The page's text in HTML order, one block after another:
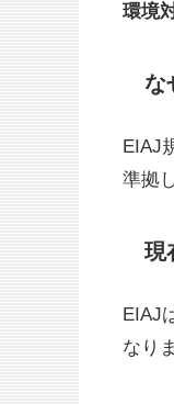
環境
な
EIAJ
準拠
現
EIAJ
なり